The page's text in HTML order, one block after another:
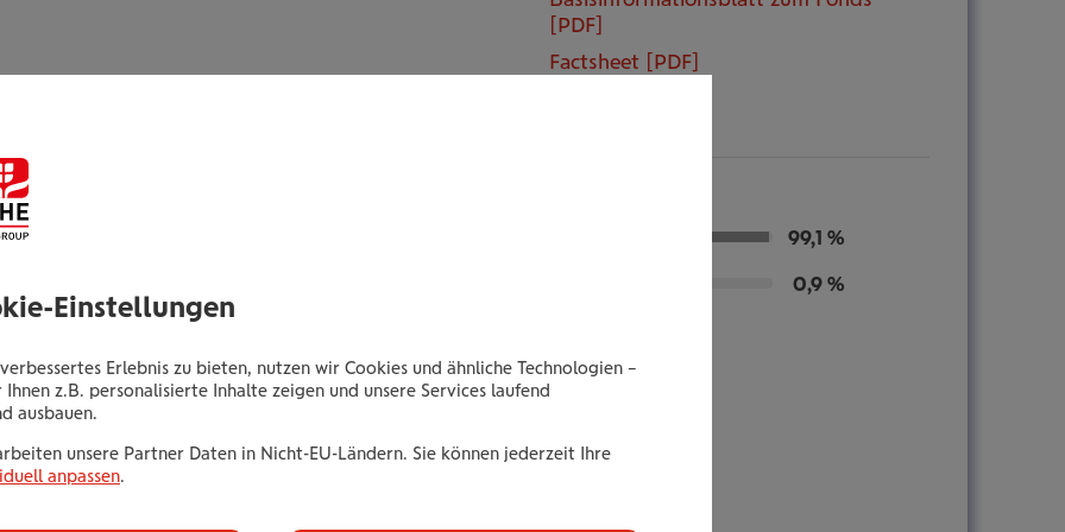
[PDF]
Factsheet [PDF]
Branchen
Finanzen
Energie & Versorgung
10,4 %
99,1 %
0,9 %
Einstellungen
Erlebnis zu bieten, nutzen wir Cookies und ähnliche Technologien –
Ihnen z.B. personalisierte Inhalte zeigen und unsere Services laufend
ausbauen.
unsere Partner Daten in Nicht-EU-Ländern. Sie können jederzeit Ihre
anpassen.